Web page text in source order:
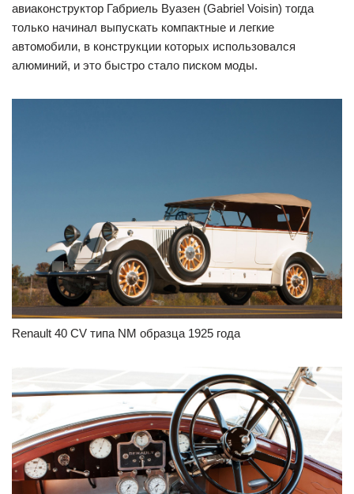
авиаконструктор Габриель Вуазен (Gabriel Voisin) тогда
только начинал выпускать компактные и легкие
автомобили, в конструкции которых использовался
алюминий, и это быстро стало писком моды.
Renault 40 CV типа NM образца 1925 года